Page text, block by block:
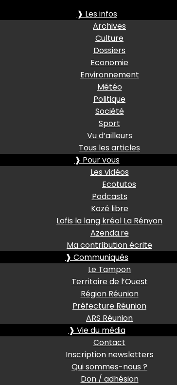
❱ Les infos
Archives
Culture
Dossiers
Economie
Environnement
Météo
Politique
Société
Sport
Vu d’ailleurs
Tous les articles
❱ Pour vous
Les vidéos
Ecotutos
Podcasts
Kozé libre
Lofis la lang kréol La Rényon
Azenda.re
Ma contribution écrite
❱ Communiqués
Le Tampon
Territoire de l’Ouest
Région Réunion
Préfecture Réunion
ARS Réunion
❱ Vie du média
Contact
Inscription newsletters
Qui sommes-nous ?
Don / adhésion